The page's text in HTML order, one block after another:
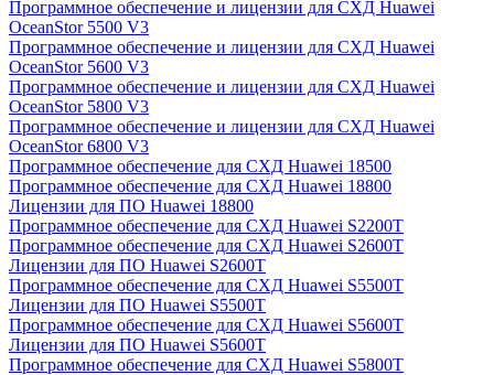
Программное обеспечение и лицензии для СХД Huawei
OceanStor 5500 V3
Программное обеспечение и лицензии для СХД Huawei
OceanStor 5600 V3
Программное обеспечение и лицензии для СХД Huawei
OceanStor 5800 V3
Программное обеспечение и лицензии для СХД Huawei
OceanStor 6800 V3
Программное обеспечение для СХД Huawei 18500
Программное обеспечение для СХД Huawei 18800
Лицензии для ПО Huawei 18800
Программное обеспечение для СХД Huawei S2200T
Программное обеспечение для СХД Huawei S2600T
Лицензии для ПО Huawei S2600T
Программное обеспечение для СХД Huawei S5500T
Лицензии для ПО Huawei S5500T
Программное обеспечение для СХД Huawei S5600T
Лицензии для ПО Huawei S5600T
Программное обеспечение для СХД Huawei S5800T